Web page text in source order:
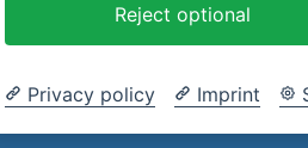
Ticket-Shop
Ihre Anfragen aber sehr gerne per E-Mail.
Reject optional
Privacy policy Imprint